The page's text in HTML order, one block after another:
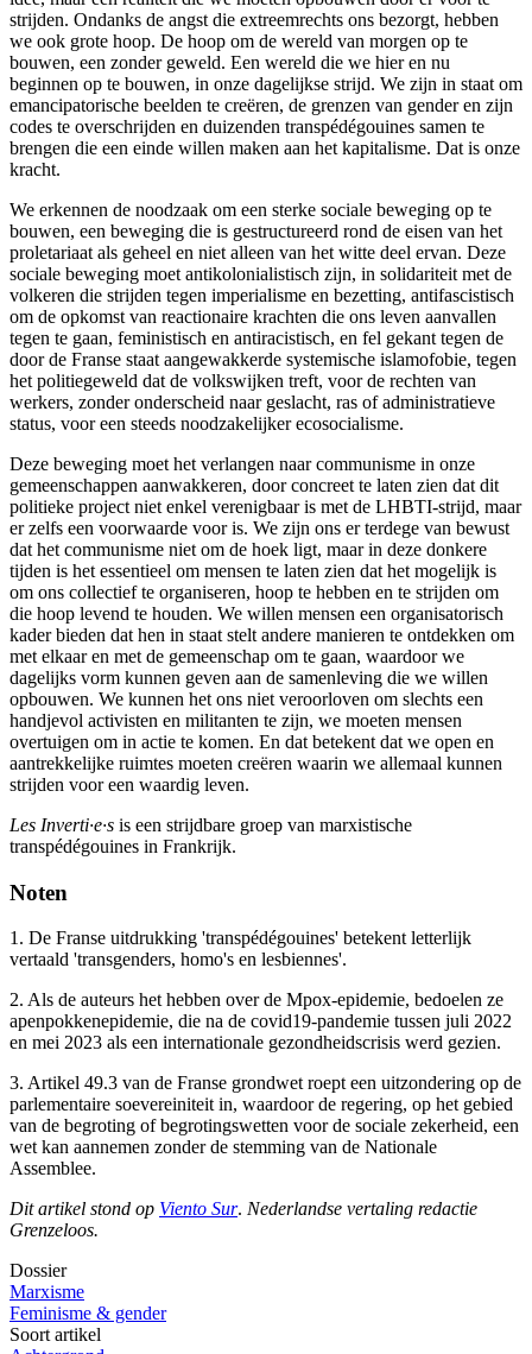
strijden. Ondanks de angst die extreemrechts ons bezorgt, hebben
we ook grote hoop. De hoop om de wereld van morgen op te
bouwen, een zonder geweld. Een wereld die we hier en nu
beginnen op te bouwen, in onze dagelijkse strijd. We zijn in staat om
emancipatorische beelden te creëren, de grenzen van gender en zijn
codes te overschrijden en duizenden transpédégouines samen te
brengen die een einde willen maken aan het kapitalisme. Dat is onze
kracht.
We erkennen de noodzaak om een sterke sociale beweging op te
bouwen, een beweging die is gestructureerd rond de eisen van het
proletariaat als geheel en niet alleen van het witte deel ervan. Deze
sociale beweging moet antikolonialistisch zijn, in solidariteit met de
volkeren die strijden tegen imperialisme en bezetting, antifascistisch
om de opkomst van reactionaire krachten die ons leven aanvallen
tegen te gaan, feministisch en antiracistisch, en fel gekant tegen de
door de Franse staat aangewakkerde systemische islamofobie, tegen
het politiegeweld dat de volkswijken treft, voor de rechten van
werkers, zonder onderscheid naar geslacht, ras of administratieve
status, voor een steeds noodzakelijker ecosocialisme.
Deze beweging moet het verlangen naar communisme in onze
gemeenschappen aanwakkeren, door concreet te laten zien dat dit
politieke project niet enkel verenigbaar is met de LHBTI-strijd, maar
er zelfs een voorwaarde voor is. We zijn ons er terdege van bewust
dat het communisme niet om de hoek ligt, maar in deze donkere
tijden is het essentieel om mensen te laten zien dat het mogelijk is
om ons collectief te organiseren, hoop te hebben en te strijden om
die hoop levend te houden. We willen mensen een organisatorisch
kader bieden dat hen in staat stelt andere manieren te ontdekken om
met elkaar en met de gemeenschap om te gaan, waardoor we
dagelijks vorm kunnen geven aan de samenleving die we willen
opbouwen. We kunnen het ons niet veroorloven om slechts een
handjevol activisten en militanten te zijn, we moeten mensen
overtuigen om in actie te komen. En dat betekent dat we open en
aantrekkelijke ruimtes moeten creëren waarin we allemaal kunnen
strijden voor een waardig leven.
Les Inverti·e·s is een strijdbare groep van marxistische
transpédégouines in Frankrijk.
Noten
1. De Franse uitdrukking 'transpédégouines' betekent letterlijk
vertaald 'transgenders, homo's en lesbiennes'.
2. Als de auteurs het hebben over de Mpox-epidemie, bedoelen ze
apenpokkenepidemie, die na de covid19-pandemie tussen juli 2022
en mei 2023 als een internationale gezondheidscrisis werd gezien.
3. Artikel 49.3 van de Franse grondwet roept een uitzondering op de
parlementaire soevereiniteit in, waardoor de regering, op het gebied
van de begroting of begrotingswetten voor de sociale zekerheid, een
wet kan aannemen zonder de stemming van de Nationale
Assemblee.
Dit artikel stond op Viento Sur. Nederlandse vertaling redactie
Grenzeloos.
Dossier
Marxisme
Feminisme & gender
Soort artikel